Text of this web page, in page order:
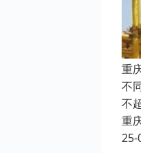
重
不
不
重
25-